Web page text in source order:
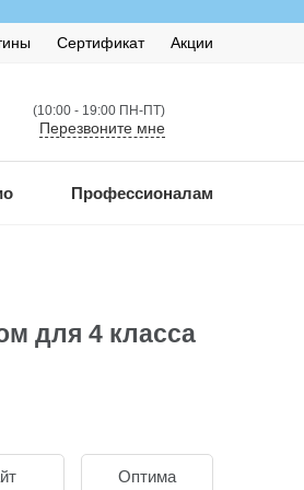
Сертификат Акции
(10:00 - 19:00 ПН-ПТ)
Перезвоните мне
Профессионалам
для 4 класса
Оптима